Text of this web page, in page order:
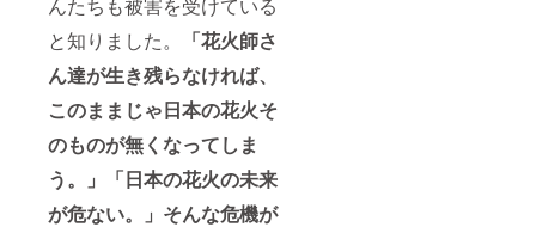
んたちも被害を受けている
と知りました。
「花火師さ
ん達が生き残らなければ、
このままじゃ日本の花火そ
のものが無くなってしま
う。」「日本の花火の未来
が危ない。」そんな危機が